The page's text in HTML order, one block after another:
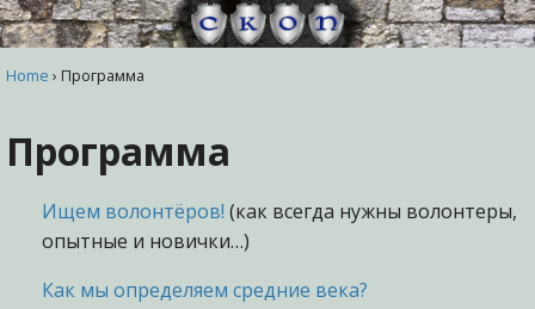
Home › Программа
Программа
Ищем волонтёров! (как всегда нужны волонтеры,
опытные и новички…)
Как мы определяем средние века?